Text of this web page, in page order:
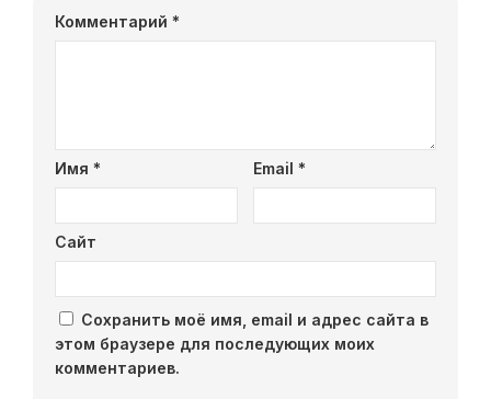
Комментарий *
Имя * Email *
Сайт
Сохранить моё имя, email и адрес сайта в
этом браузере для последующих моих
комментариев.